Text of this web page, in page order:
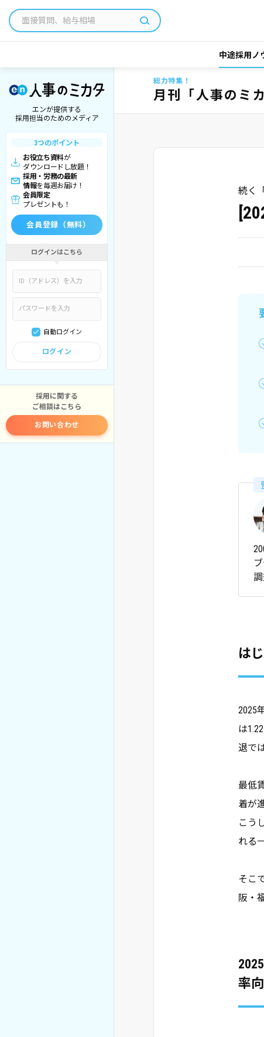
中途採用ノ
エンが提供する
採用担当のためのメディア
3つのポイント
お役立ち資料が
ダウンロードし放題！
採用・労務の最新
情報を毎週お届け！
会員限定
プレゼントも！
会員登録（無料）
ログインはこちら
自動ログイン
ログイン
採用に関する
ご相談はこちら
お問い合わせ
総力特集！
月刊「人事のミカ
続く
は
2025
は
退で
最低
着が
こう
れる
そこ
阪・
率